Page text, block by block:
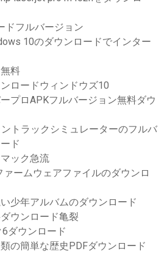
ドフルバージョン
10のダウンロードでインター
料
ロードウィンドウズ10
プロAPKフルバージョン無料ダウ
トラックシミュレーターのフルバ
ド
ック急流
ームウェアファイルのダウンロ
少年アルバムのダウンロード
ウンロード亀裂
ダウンロード
の簡単な歴史PDFダウンロード